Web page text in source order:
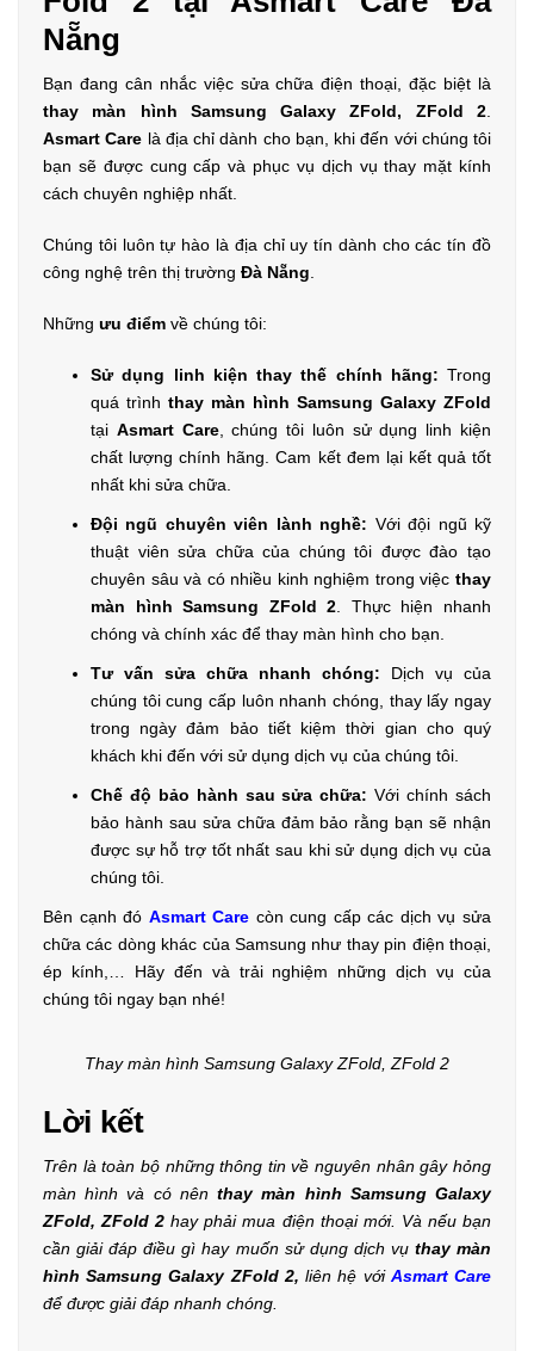
Nẵng
Bạn đang cân nhắc việc sửa chữa điện thoại, đặc biệt là
thay màn hình Samsung Galaxy ZFold, ZFold 2
Asmart Care là địa chỉ dành cho bạn, khi đến với chúng tôi
bạn sẽ được cung cấp và phục vụ dịch vụ thay mặt kính
cách chuyên nghiệp nhất.
Chúng tôi luôn tự hào là địa chỉ uy tín dành cho các tín đồ
công nghệ trên thị trường Đà Nẵng
Những ưu điểm về chúng tôi:
Sử dụng linh kiện thay thế chính hãng: Trong
quá trình thay màn hình Samsung Galaxy ZFold
tại Asmart Care, chúng tôi luôn sử dụng linh kiện
chất lượng chính hãng. Cam kết đem lại kết quả tốt
nhất khi sửa chữa.
Đội ngũ chuyên viên lành nghề: Với đội ngũ kỹ
thuật viên sửa chữa của chúng tôi được đào tạo
chuyên sâu và có nhiều kinh nghiệm trong việc thay
màn hình Samsung ZFold 2 . Thực hiện nhanh
chóng và chính xác để thay màn hình cho bạn.
Tư vấn sửa chữa nhanh chóng: Dịch vụ của
chúng tôi cung cấp luôn nhanh chóng, thay lấy ngay
trong ngày đảm bảo tiết kiệm thời gian cho quý
khách khi đến với sử dụng dịch vụ của chúng tôi.
Chế độ bảo hành sau sửa chữa:Với chính sách
bảo hành sau sửa chữa đảm bảo rằng bạn sẽ nhận
được sự hỗ trợ tốt nhất sau khi sử dụng dịch vụ của
chúng tôi.
Bên cạnh đó Asmart Care còn cung cấp các dịch vụ sửa
chữa các dòng khác của Samsung như thay pin điện thoại,
ép kính,… Hãy đến và trải nghiệm những dịch vụ của
chúng tôi ngay bạn nhé!
Thay màn hình Samsung Galaxy ZFold, ZFold 2
Lời kết
Trên là toàn bộ những thông tin về nguyên nhân gây hỏng
màn hình và có nênthay màn hình Samsung Galaxy
ZFold, ZFold 2 hay phải mua điện thoại mới. Và nếu bạn
cần giải đáp điều gì hay muốn sử dụng dịch vụ thay màn
hình Samsung Galaxy ZFold 2,liên hệ với Asmart Care
để được giải đáp nhanh chóng.